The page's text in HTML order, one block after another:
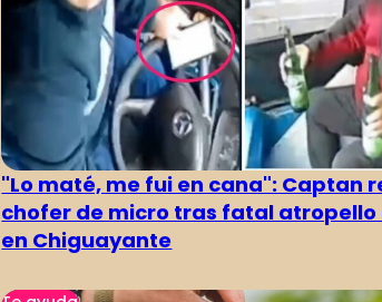
"Lo maté, me fui en cana": Captan
chofer de micro tras fatal atropello
en Chiguayante